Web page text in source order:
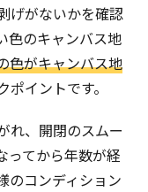
げがないかを確認
色のキャンバス地
色がキャンバス地
イントです。
れ、開閉のスムー
ってから年数が経
のコンディション